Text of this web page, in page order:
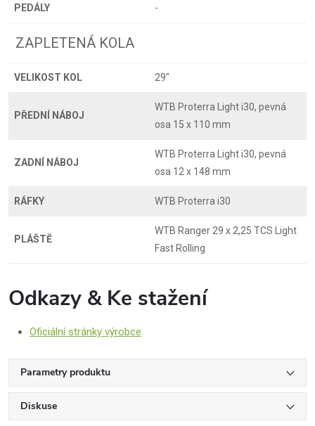
PEDÁLY -
ZAPLETENÁ KOLA
VELIKOST KOL 29"
PŘEDNÍ NÁBOJ
WTB Proterra Light i30, pevná
osa 15 x 110 mm
ZADNÍ NÁBOJ
WTB Proterra Light i30, pevná
osa 12 x 148 mm
RÁFKY WTB Proterra i30
PLÁŠTĚ
WTB Ranger 29 x 2,25 TCS Light
Fast Rolling
Odkazy & Ke stažení
Oficiální stránky výrobce
Parametry produktu
Diskuse